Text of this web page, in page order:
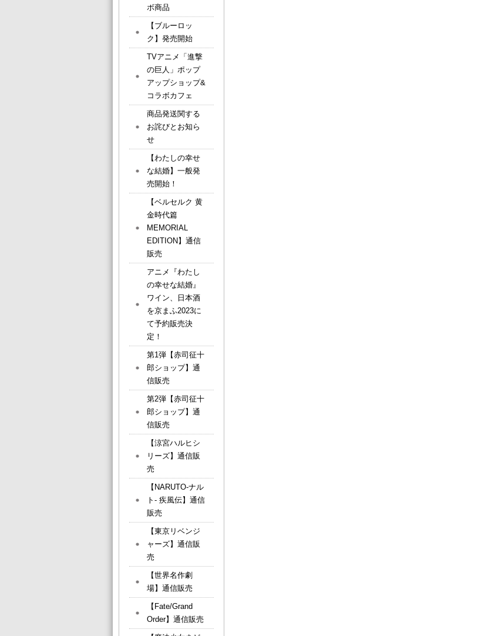
ボ商品
【ブルーロッ
ク】発売開始
TVアニメ「進撃
の巨人」ポップ
アップショップ&
コラボカフェ
商品発送関する
お詫びとお知ら
せ
【わたしの幸せ
な結婚】一般発
売開始！
【ベルセルク 黄
金時代篇
MEMORIAL
EDITION】通信
販売
アニメ『わたし
の幸せな結婚』
ワイン、日本酒
を京まふ2023に
て予約販売決
定！
第1弾【赤司征十
郎ショップ】通
信販売
第2弾【赤司征十
郎ショップ】通
信販売
【涼宮ハルヒシ
リーズ】通信販
売
【NARUTO-ナル
ト- 疾風伝】通信
販売
【東京リベンジ
ャーズ】通信販
売
【世界名作劇
場】通信販売
【Fate/Grand
Order】通信販売